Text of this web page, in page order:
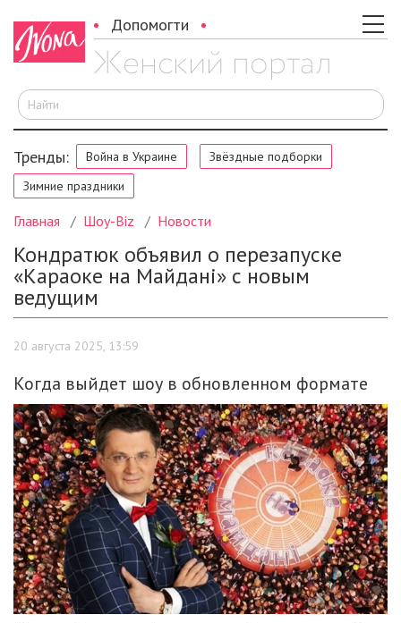
Допомогти
Тренды: Война в Украине
Звёздные подборки
Зимние праздники
Главная Шоу-Biz Новости
Кондратюк объявил о перезапуске
«Караоке на Майдані» с новым
ведущим
20 августа 2025, 13:59
Когда выйдет шоу в обновленном формате